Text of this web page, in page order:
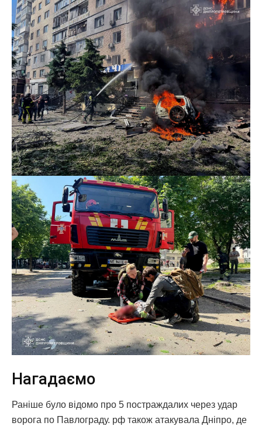
Нагадаємо
Раніше було відомо про 5 постраждалих через удар
ворога по Павлограду. рф також атакувала Дніпро, де